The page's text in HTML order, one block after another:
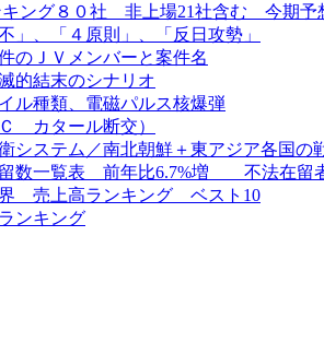
キング８０社 非上場21社含む 今期予
」、「４原則」、「反日攻勢」
のＪＶメンバーと案件名
的結末のシナリオ
ル種類、電磁パルス核爆弾
カタール断交）
システム／南北朝鮮＋東アジア各国の
留数一覧表 前年比6.7%増 不法在留
界 売上高ランキング ベスト10
ンキング